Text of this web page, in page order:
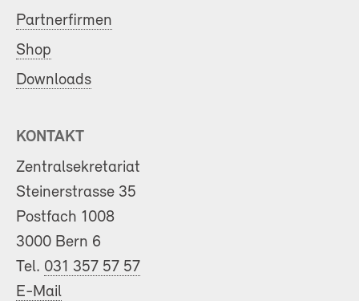
Partnerfirmen
Shop
Downloads
KONTAKT
Zentralsekretariat
Steinerstrasse 35
Postfach 1008
3000 Bern 6
Tel. 031 357 57 57
E-Mail